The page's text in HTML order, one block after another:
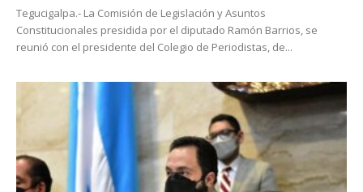
Tegucigalpa.- La Comisión de Legislación y Asuntos
Constitucionales presidida por el diputado Ramón Barrios, se
reunió con el presidente del Colegio de Periodistas, de...